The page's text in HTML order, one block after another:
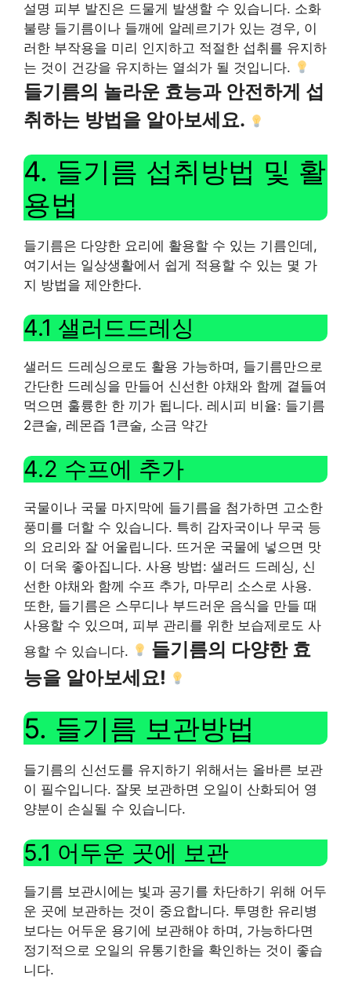
설명 피부 발진은 드물게 발생할 수 있습니다. 소화
불량 들기름이나 들깨에 알레르기가 있는 경우, 이
러한 부작용을 미리 인지하고 적절한 섭취를 유지하
는 것이 건강을 유지하는 열쇠가 될 것입니다.
들기름의 놀라운 효능과 안전하게 섭
취하는 방법을 알아보세요.
4. 들기름 섭취방법 및 활
용법
들기름은 다양한 요리에 활용할 수 있는 기름인데,
여기서는 일상생활에서 쉽게 적용할 수 있는 몇 가
지 방법을 제안한다.
4.1 샐러드드레싱
샐러드 드레싱으로도 활용 가능하며, 들기름만으로
간단한 드레싱을 만들어 신선한 야채와 함께 곁들여
먹으면 훌륭한 한 끼가 됩니다. 레시피 비율: 들기름
2큰술, 레몬즙 1큰술, 소금 약간
4.2 수프에 추가
국물이나 국물 마지막에 들기름을 첨가하면 고소한
풍미를 더할 수 있습니다. 특히 감자국이나 무국 등
의 요리와 잘 어울립니다. 뜨거운 국물에 넣으면 맛
이 더욱 좋아집니다. 사용 방법: 샐러드 드레싱, 신
선한 야채와 함께 수프 추가, 마무리 소스로 사용.
또한, 들기름은 스무디나 부드러운 음식을 만들 때
사용할 수 있으며, 피부 관리를 위한 보습제로도 사
용할 수 있습니다.
들기름의 다양한 효
능을 알아보세요!
5. 들기름 보관방법
들기름의 신선도를 유지하기 위해서는 올바른 보관
이 필수입니다. 잘못 보관하면 오일이 산화되어 영
양분이 손실될 수 있습니다.
5.1 어두운 곳에 보관
들기름 보관시에는 빛과 공기를 차단하기 위해 어두
운 곳에 보관하는 것이 중요합니다. 투명한 유리병
보다는 어두운 용기에 보관해야 하며, 가능하다면
정기적으로 오일의 유통기한을 확인하는 것이 좋습
니다.